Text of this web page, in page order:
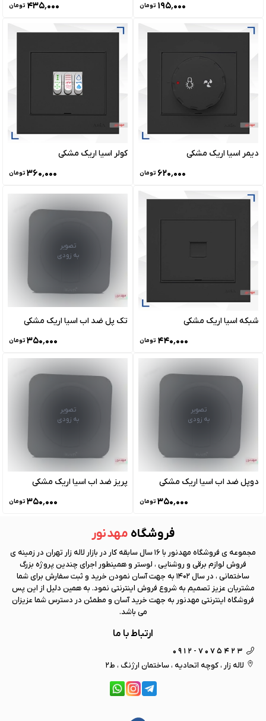
۱۹۵٬۰۰۰ تومان ۴۳۵٬۰۰۰ تومان
دیمر اسیا اریک مشکی
۶۲۰٬۰۰۰ تومان
کولر اسیا اریک مشکی
۳۶۰٬۰۰۰ تومان
شبکه اسیا اریک مشکی
۴۴۰٬۰۰۰ تومان
تصویر
به زودی
تک پل ضد اب اسیا اریک مشکی
۳۵۰٬۰۰۰ تومان
تصویر
به زودی
دوپل ضد اب اسیا اریک مشکی
۳۵۰٬۰۰۰ تومان
تصویر
به زودی
پریز ضد اب اسیا اریک مشکی
۳۵۰٬۰۰۰ تومان
فروشگاه مهد نور
مجموعه ی فروشگاه مهد نور
با 16 سال سابقه کار در بازار لاله زار تهران در زمینه ی
فروش لوازم برقی و روشنایی ، لوستر و همینطور اجرای چندین پروژه بزرگ
ساختمانی ، در سال 1402 به جهت آسان نمودن خرید و ثبت سفارش برای شما
مشتریان عزیز تصمیم به شروع فروش اینترنتی نمود. به همین دلیل از این پس
فروشگاه اینترنتی مهد نور به جهت خرید آسان و مطمئن در دسترس شما عزیزان
می باشد.
ارتباط با ما
0912-7075423
لاله زار ، کوچه اتحادیه ، ساختمان ارژنگ ، ط2